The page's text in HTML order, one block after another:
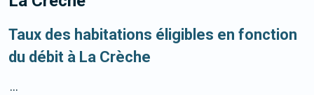
Taux des habitations éligibles en fonction
du débit à La Crèche
...